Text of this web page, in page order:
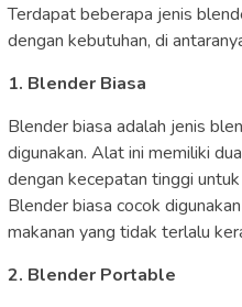
Terdapat beberapa jenis
dengan kebutuhan, di
1. Blender Biasa
Blender biasa adalah jenis
digunakan. Alat ini memiliki
dengan kecepatan tinggi
Blender biasa cocok
makanan yang tidak terlalu
2. Blender Portable